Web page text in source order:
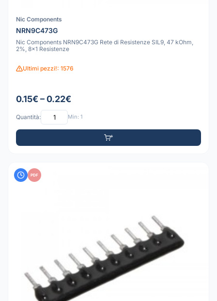
Nic Components
NRN9C473G
Nic Components NRN9C473G Rete di Resistenze SIL9, 47 kOhm,
2%, 8x1 Resistenze
Ultimi pezzi!: 1576
0.15€ – 0.22€
Quantità: Min: 1
PDF